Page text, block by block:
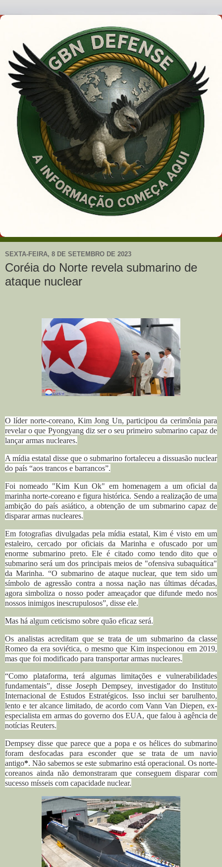
SEXTA-FEIRA, 8 DE SETEMBRO DE 2023
Coréia do Norte revela submarino de
ataque nuclear
O líder norte-coreano, Kim Jong Un, participou da cerimônia para
revelar o que Pyongyang diz ser o seu primeiro submarino capaz de
lançar armas nucleares.
A mídia estatal disse que o submarino fortaleceu a dissuasão nuclear
do país “aos trancos e barrancos”.
Foi nomeado "Kim Kun Ok" em homenagem a um oficial da
marinha norte-coreano e figura histórica. Sendo a realização de uma
ambição do país asiático, a obtenção de umsubmarino capaz de
disparar armas nucleares.
Em fotografias divulgadas pela mídia estatal, Kim é visto em um
estaleiro, cercado por oficiais da Marinha e ofuscado por um
enorme submarino preto.Ele é citado como tendo dito que o
submarino será um dos principais meios de "ofensiva subaquática"
da Marinha. “O submarino de ataque nuclear, que tem sido um
símbolo de agressão contra a nossa nação nas últimas décadas,
agora simboliza o nosso poder ameaçador que difunde medo nos
nossos inimigos inescrupulosos”, disse ele.
Mas há algum ceticismo sobre quão eficaz será.
Os analistas acreditam que se trata de um submarino da classe
Romeo da era soviética, o mesmo que Kim inspecionou em 2019,
mas que foi modificado para transportar armas nucleares.
“Como plataforma, terá algumas limitações e vulnerabilidades
fundamentais”, disse Joseph Dempsey, investigador do Instituto
Internacional de Estudos Estratégicos. Isso inclui ser barulhento,
lento e ter alcance limitado, de acordo com Vann Van Diepen, ex-
especialista em armas do governo dos EUA, que falou à agência de
notícias Reuters.
Dempsey disse que parece que a popa e os hélices do submarino
foram desfocadas para esconder que se trata de um navio
antigo*.Não sabemos se este submarino está operacional. Os norte-
coreanos ainda não demonstraram que conseguem disparar com
sucesso mísseis com capacidade nuclear.